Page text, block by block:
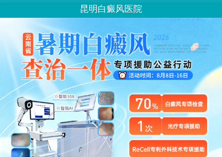
昆明白癜风医院
请问你是有白斑、白癜风问题吗？